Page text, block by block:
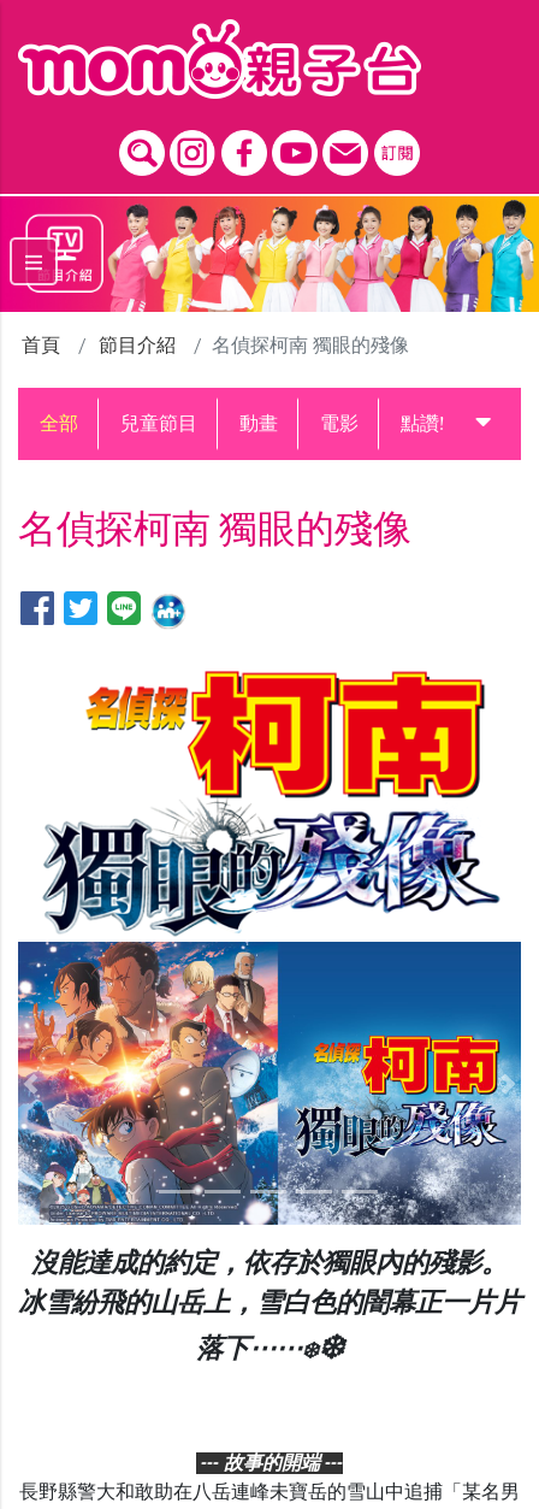
首頁 節目介紹 名偵探柯南 獨眼的殘像
全部 兒童節目 動畫 電影 點讚!升級中
名偵探柯南 獨眼的殘像
Previous
沒能達成的約定，依存於獨眼內的殘影。
冰雪紛飛的山岳上，雪白色的闇幕正一片片
落下⋯⋯❄️❄️
--- 故事的開端 ---
長野縣警大和敢助在八岳連峰未寶岳的雪山中追捕「某名男